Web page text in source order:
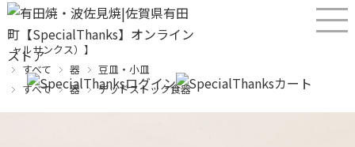
産直！有田焼、波佐見焼オンラインショップ【SPECIALTHANKS（スペシ
ャルサンクス）】
すべて
器
豆皿・小皿
すべて
器 デッドストック食器